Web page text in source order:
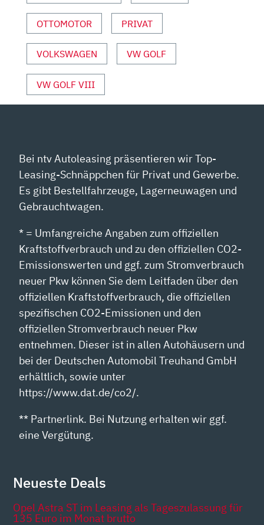
ANZEIGEN
OTTOMOTOR PRIVAT
VOLKSWAGEN VW GOLF
VW GOLF VIII
Bei ntv Autoleasing präsentieren wir Top-
Leasing-Schnäppchen für Privat und Gewerbe.
Es gibt Bestellfahrzeuge, Lagerneuwagen und
Gebrauchtwagen.
* = Umfangreiche Angaben zum offiziellen
Kraftstoffverbrauch und zu den offiziellen CO2-
Emissionswerten und ggf. zum Stromverbrauch
neuer Pkw können Sie dem Leitfaden über den
offiziellen Kraftstoffverbrauch, die offiziellen
spezifischen CO2-Emissionen und den
offiziellen Stromverbrauch neuer Pkw
entnehmen. Dieser ist in allen Autohäusern und
bei der Deutschen Automobil Treuhand GmbH
erhältlich, sowie unter
https://www.dat.de/co2/.
** Partnerlink. Bei Nutzung erhalten wir ggf.
eine Vergütung.
Neueste Deals
Opel Astra ST im Leasing als Tageszulassung für
135 Euro im Monat brutto